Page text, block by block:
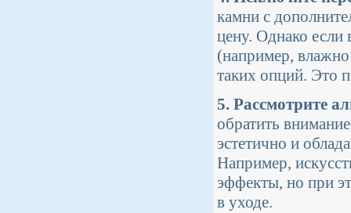
камни с
цену. Однако если
(например,
таких опций. Это
5. Рассмотрите
обратить
эстетично и
Например,
эффекты, но при
в уходе.